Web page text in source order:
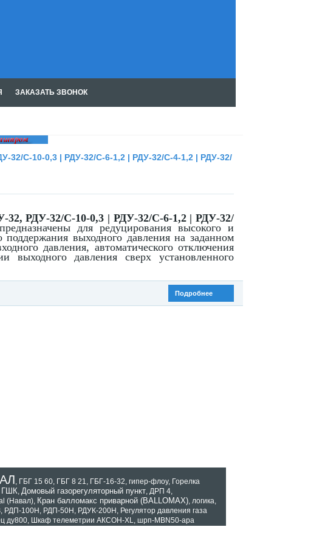
ЗАКАЗАТЬ ЗВОНОК
32/С-10-0,3 | РДУ-32/С-6-1,2 | РДУ-32/С-4-1,2 | РДУ-32/
32, РДУ-32/С-10-0,3 | РДУ-32/С-6-1,2 | РДУ-32/
предназначены для редуцирования высокого и
поддержания выходного давления на заданном
давления, автоматического отключения
давления сверх установленного
Подробнее
, ГБГ 15 60, ГБГ 8 21, ГБГ-16-32, гипер-флоу, Горелка
ГШК, Домовый газорегуляторный пункт, ДРП 4,
(Навал), Кран балломакс приварной (BALLOMAX), логика,
, РДП-100Н , РДП-50Н , РДУК-200Н , Регулятор давления газа
ду800, Шкаф телеметрии АКСОН-XL, шрп-MBN50-apa